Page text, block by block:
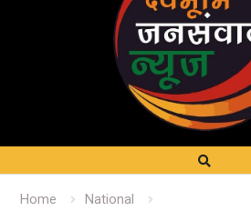
Home
National